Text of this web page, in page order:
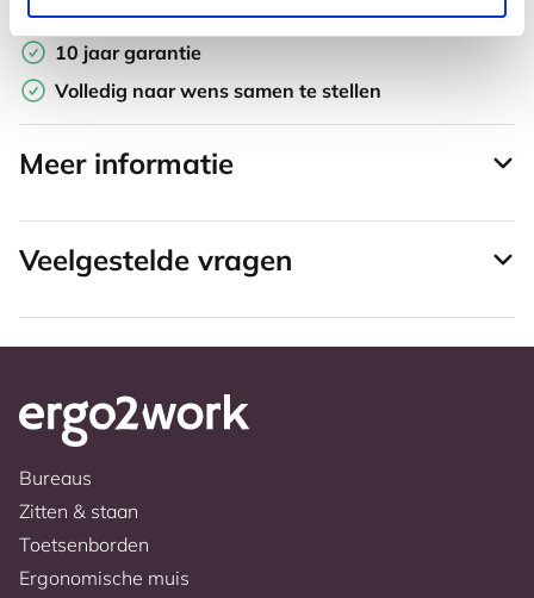
Gratis verzending
10 jaar garantie
Volledig naar wens samen te stellen
Meer informatie
Veelgestelde vragen
Bureaus
Zitten & staan
Toetsenborden
Ergonomische muis